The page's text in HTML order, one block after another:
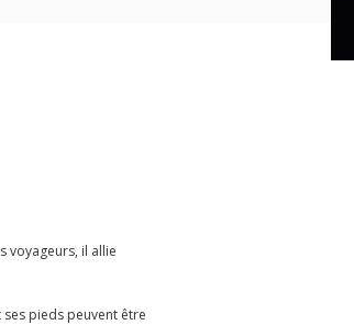
voyageurs, il allie
pieds peuvent être